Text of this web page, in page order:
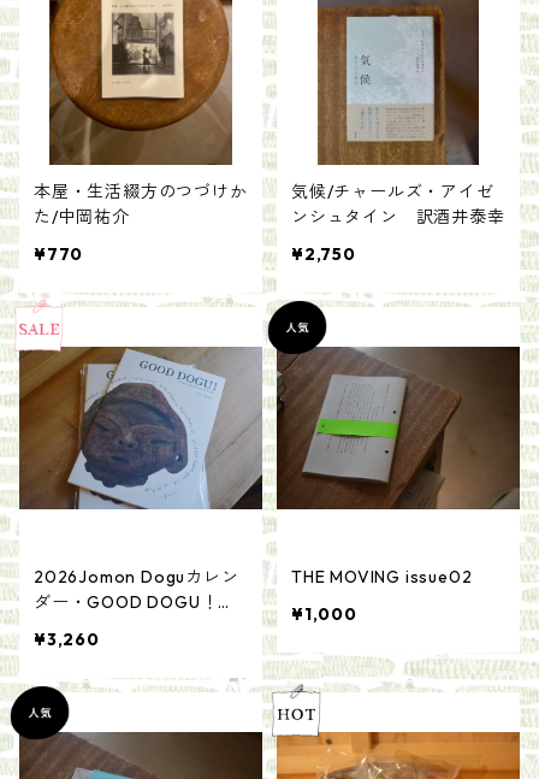
本屋・生活綴方のつづけか
た/中岡祐介
¥770
気候/チャールズ・アイゼ
ンシュタイン 訳酒井泰幸
¥2,750
2026Jomon Doguカレン
ダー・GOOD DOGU！
ゆかり
¥3,260
THE MOVING issue02
¥1,000